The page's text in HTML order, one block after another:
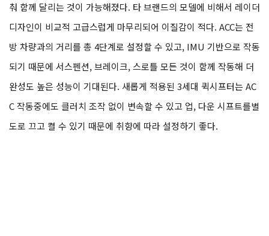
춰 함께 달리는 것이 가능해졌다. 타 브랜드의 모델에 비해서 레이더
디자인이 비교적 고급스럽게 마무리되어 이질감이 적다. ACC는 전
방 차량과의 거리를 총 4단계로 설정할 수 있고, IMU 기반으로 작동
되기 때문에 서스펜션, 브레이크, 스로틀 모든 것이 함께 작동해 더
완성도 높은 성능이 기대된다. 새롭게 적용된 3세대 퀵시프터는 AC
C 작동중에도 클러치 조작 없이 변속할 수 있고 업, 다운 시프트를별
도로 끄고 켤 수 있기 때문에 취향에 따라 설정하기 좋다.